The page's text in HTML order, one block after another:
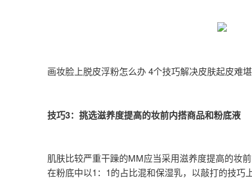
画妆脸上脱皮浮粉怎么办 4个技巧解决皮肤起皮难堪
技巧3：挑选滋养度提高的妆前内搭商品和粉底液
肌肤比较严重干躁的MM应当采用滋养度提高的妆
在粉底中以1：1的占比混和保湿乳，以敲打的技巧上